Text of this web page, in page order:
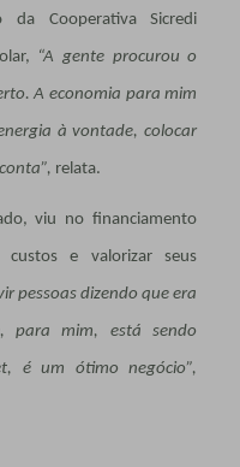
da Cooperativa Sicredi
“A gente procurou o
A economia para mim
à vontade, colocar
relata.
viu no financiamento
e valorizar seus
pessoas dizendo que era
para mim, está sendo
é um ótimo negócio”,